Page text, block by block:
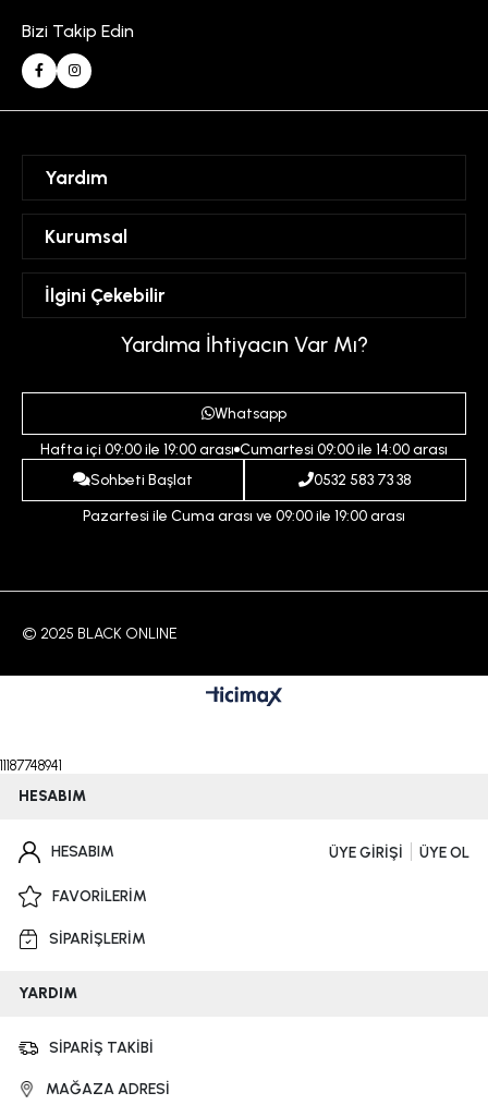
Bizi Takip Edin
Yardım
Hesabım
Favorilerim
Kurumsal
Mesafeli Satış Sözleşmesi
Üyelik Sözleşmesi
Gizlilik ve Güvenlik Politikası
Ödeme ve Teslimat Koşulları
İptal ve İade Koşulları
İlgini Çekebilir
İndirim
Yardıma İhtiyacın Var Mı?
Whatsapp
Hafta içi 09:00 ile 19:00 arası Cumartesi 09:00 ile 14:00 arası
Sohbeti Başlat
0532 583 73 38
Pazartesi ile Cuma arası ve 09:00 ile 19:00 arası
© 2025 BLACK ONLINE
11187748941
HESABIM
HESABIM ÜYE GİRİŞİ ÜYE OL
FAVORİLERİM
SİPARİŞLERİM
YARDIM
SİPARİŞ TAKİBİ
MAĞAZA ADRESİ